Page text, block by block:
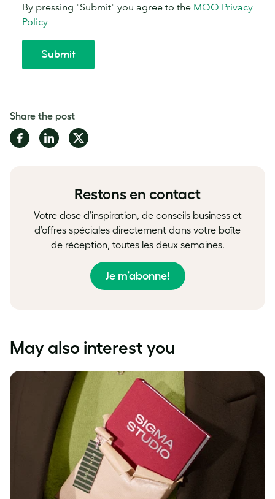
Share the post
Share Share Share
Restons en contact
Votre dose d’inspiration, de conseils business et
d’offres spéciales directement dans votre boîte
de réception, toutes les deux semaines.
Je m’abonne!
May also interest you